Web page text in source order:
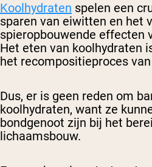
Koolhydraten spelen een
sparen van eiwitten en het
spieropbouwende effecten
Het eten van koolhydraten
het recompositieproces
Dus, er is geen reden om
koolhydraten, want ze
bondgenoot zijn bij het
lichaamsbouw.